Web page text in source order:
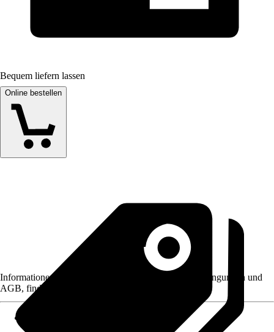
Bequem liefern lassen
Online bestellen
Informationen des Verkäufers, wie z. B. Rückgabebedingungen und
AGB, finden Sie bei Klick auf den Verkäufernamen.